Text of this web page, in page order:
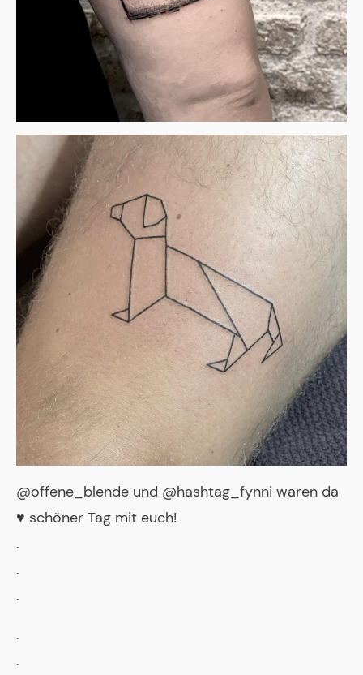
@offene_blende und @hashtag_fynni waren da
♥️ schöner Tag mit euch!
.
.
.
.
.